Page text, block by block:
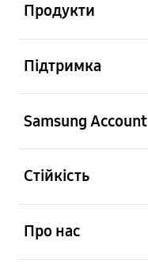
Продукти
Підтримка
Samsung Account
Стійкість
Про нас